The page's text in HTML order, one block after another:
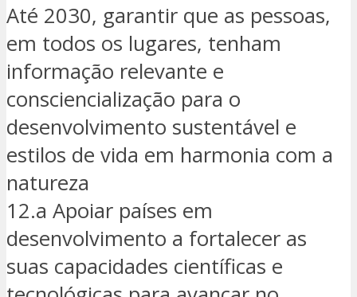
Até 2030, garantir que as pessoas,
em todos os lugares, tenham
informação relevante e
consciencialização para o
desenvolvimento sustentável e
estilos de vida em harmonia com a
natureza
12.a Apoiar países em
desenvolvimento a fortalecer as
suas capacidades científicas e